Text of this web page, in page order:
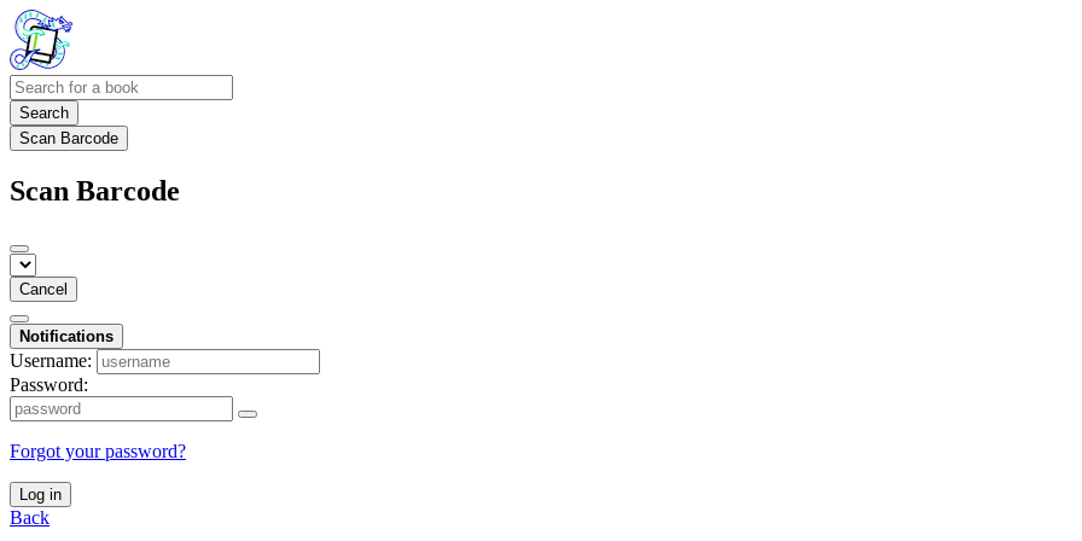
Search
Scan Barcode
Scan Barcode
Cancel
Notifications
Username:
Password:
Forgot your password?
Log in
Back